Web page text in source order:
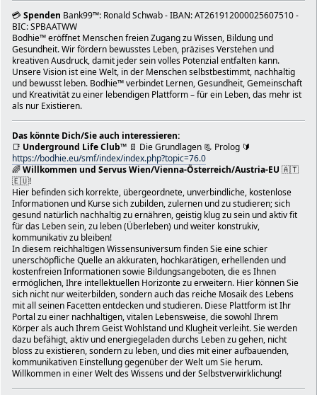
selbsttätig eruieren).
Nach erfolgreicher Bewerbung bekommt man einen
und kann sich im Online-Kalender für bestimmte Slots
Mit freundlichen Grüßen; Broskwa Alexander
≡ Sachbearbeiter für Straßenkunst
≡ Dezernat V - Veranstaltungen
≡ Magistratsabteilung 36
≡ 1200 Wien, Dresdner Straße 73-75/4. Stock/
≡ Telefon: +43 1 4000 36335
≡ Fax: +43 1 4000 99 3636
≡ eMail: alexander.broskwa@wien.gv.at
≡ Web: https://wien.gv.at |
https://www.wien.at/wirtschaft/gewerbe/technik
Parteienzeiten: nach Terminvereinbarung
(https://www.veranstaltungswesen.wien.at)
Amtsstunden: Montag bis Freitag 9:00 bis 15:00 Uhr
Der Austausch von Nachrichten mit dem oben
E-Mail dient ausschließlich Informationszwecken.
Erklärungen dürfen über dieses Medium nur im Wege von
Postfächern (post@ma36.wien.gv.at oder
übermittelt werden.
Adresse: Clementinengasse 14, 1150 Wien
Öffnungszeiten: Rund um die Uhr geöffnet
Info zum Unternehmen bearbeiten
Deine Änderung wurde veröffentlicht.
Fehlende Informationen hinzufügen
Telefonnummer hinzufügen
Fragen und Antworten
Als Erster eine Frage stellen
💳 Spenden Bank99™: Ronald Schwab - IBAN: AT261912000025607510 -
BIC: SPBAATWW
Bodhie™ eröffnet Menschen freien Zugang zu Wissen, Bildung und
Gesundheit. Wir fördern bewusstes Leben, präzises Verstehen und
kreativen Ausdruck, damit jeder sein volles Potenzial entfalten kann.
Unsere Vision ist eine Welt, in der Menschen selbstbestimmt, nachhaltig
und bewusst leben. Bodhie™ verbindet Lernen, Gesundheit, Gemeinschaft
und Kreativität zu einer lebendigen Plattform – für ein Leben, das mehr ist
als nur Existieren.
Das könnte Dich/Sie auch interessieren:
📑 Underground Life Club™ 📄 Die Grundlagen 📃 Prolog 🔰
https://bodhie.eu/smf/index/index.php?topic=76.0
🌈Willkommen und Servus Wien/Vienna-Österreich/Austria-EU 🇦🇹
🇪🇺!
Hier befinden sich korrekte, übergeordnete, unverbindliche, kostenlose
Informationen und Kurse sich zubilden, zulernen und zu studieren; sich
gesund natürlich nachhaltig zu ernähren, geistig klug zu sein und aktiv fit
für das Leben sein, zu leben (Überleben) und weiter konstrukiv,
kommunikativ zu bleiben!
In diesem reichhaltigen Wissensuniversum finden Sie eine schier
unerschöpfliche Quelle an akkuraten, hochkarätigen, erhellenden und
kostenfreien Informationen sowie Bildungsangeboten, die es Ihnen
ermöglichen, Ihre intellektuellen Horizonte zu erweitern. Hier können Sie
sich nicht nur weiterbilden, sondern auch das reiche Mosaik des Lebens
mit all seinen Facetten entdecken und studieren. Diese Plattform ist Ihr
Portal zu einer nachhaltigen, vitalen Lebensweise, die sowohl Ihrem
Körper als auch Ihrem Geist Wohlstand und Klugheit verleiht. Sie werden
dazu befähigt, aktiv und energiegeladen durchs Leben zu gehen, nicht
bloss zu existieren, sondern zu leben, und dies mit einer aufbauenden,
kommunikativen Einstellung gegenüber der Welt um Sie herum.
Willkommen in einer Welt des Wissens und der Selbstverwirklichung!